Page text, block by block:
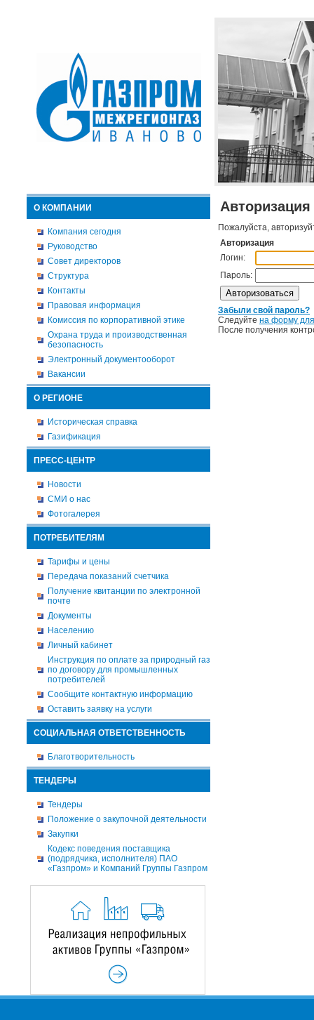
О КОМПАНИИ
Компания сегодня
Руководство
Совет директоров
Структура
Контакты
Правовая информация
Комиссия по корпоративной этике
Охрана труда и производственная
безопасность
Электронный документооборот
Вакансии
О РЕГИОНЕ
Историческая справка
Газификация
ПРЕСС-ЦЕНТР
Новости
СМИ о нас
Фотогалерея
ПОТРЕБИТЕЛЯМ
Тарифы и цены
Передача показаний счетчика
Получение квитанции по электронной
почте
Документы
Населению
Личный кабинет
Инструкция по оплате за природный газ
по договору для промышленных
потребителей
Сообщите контактную информацию
Оставить заявку на услуги
СОЦИАЛЬНАЯ ОТВЕТСТВЕННОСТЬ
Благотворительность
ТЕНДЕРЫ
Тендеры
Положение о закупочной деятельности
Закупки
Кодекс поведения поставщика
(подрядчика, исполнителя) ПАО
«Газпром» и Компаний Группы Газпром
Авторизация
Пожалуйста,
Авторизация
Логин:
Пароль:
Забыли свой пароль?
Следуйте на форму
После получения